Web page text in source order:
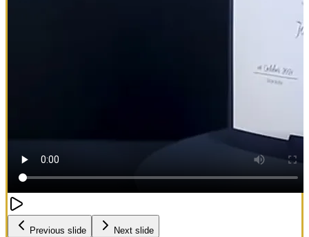
Previous slide Next slide